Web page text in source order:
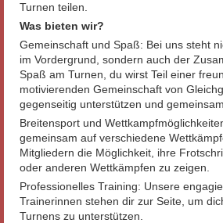
Turnen teilen.
Was bieten wir?
Gemeinschaft und Spaß: Bei uns steht
im Vordergrund, sondern auch der
Spaß am Turnen, du wirst Teil einer
motivierenden Gemeinschaft von
gegenseitig unterstützen und
Breitensport und
gemeinsam auf verschiedene
Mitgliedern die Möglichkeit, ihre
oder anderen Wettkämpfen zu zeigen.
Professionelles Training: Unsere
Trainerinnen stehen dir zur Seite, um
Turnens zu unterstützen.